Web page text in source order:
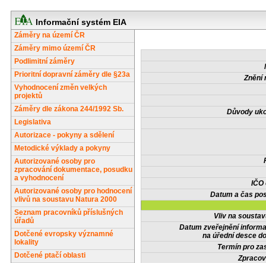
Informační systém EIA
Záměry na území ČR
Záměry mimo území ČR
Podlimitní záměry
Prioritní dopravní záměry dle §23a
Vyhodnocení změn velkých
projektů
Záměry dle zákona 244/1992 Sb.
Legislativa
Autorizace - pokyny a sdělení
Metodické výklady a pokyny
Autorizované osoby pro
zpracování dokumentace, posudku
a vyhodnocení
Autorizované osoby pro hodnocení
vlivů na soustavu Natura 2000
Seznam pracovníků příslušných
úřadů
Dotčené evropsky významné
lokality
Dotčené ptačí oblasti
Znění
Důvody
IČO
Datum a čas
Vliv na
Datum zveřejnění
na úřední desce
Termín pro